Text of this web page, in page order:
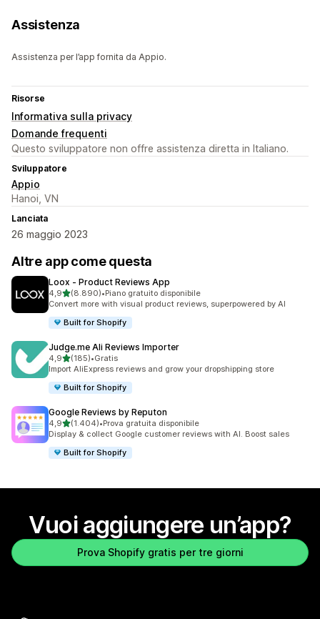
Assistenza
Assistenza per l’app fornita da Appio.
Risorse
Informativa sulla privacy
Domande frequenti
Questo sviluppatore non offre assistenza diretta in Italiano.
Sviluppatore
Appio
Hanoi, VN
Lanciata
26 maggio 2023
Altre app come questa
Loox ‑ Product Reviews App
4,9stelle su 5
(8.890)
8890 recensioni totali
•Piano gratuito disponibile
Convert more with visual product reviews, superpowered by AI
Built for Shopify
Judge.me Ali Reviews Importer
4,9stelle su 5
(185)
185 recensioni totali
•Gratis
Import AliExpress reviews and grow your dropshipping store
Built for Shopify
Google Reviews by Reputon
4,9stelle su 5
(1.404)
1404 recensioni totali
•Prova gratuita disponibile
Display & collect Google customer reviews with AI. Boost sales
Built for Shopify
Vuoi aggiungere un’app?
Prova Shopify gratis per tre giorni